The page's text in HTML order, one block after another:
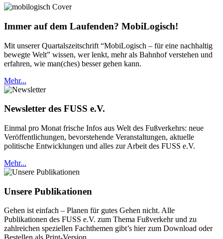
Immer auf dem Laufenden? MobiLogisch!
Mit unserer Quartalszeitschrift “MobiLogisch – für eine nachhaltig
bewegte Welt” wissen, wer lenkt, mehr als Bahnhof verstehen und
erfahren, wie man(ches) besser gehen kann.
Mehr...
Newsletter des FUSS e.V.
Einmal pro Monat frische Infos aus Welt des Fußverkehrs: neue
Veröffentlichungen, bevorstehende Veranstaltungen, aktuelle
politische Entwicklungen und alles zur Arbeit des FUSS e.V.
Mehr...
Unsere Publikationen
Gehen ist einfach – Planen für gutes Gehen nicht. Alle
Publikationen des FUSS e.V. zum Thema Fußverkehr und zu
zahlreichen speziellen Fachthemen gibt’s hier zum Download oder